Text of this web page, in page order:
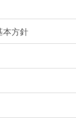
本方針